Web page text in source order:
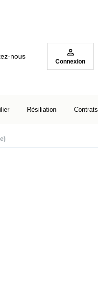
nous 
Connexion
Résiliation Contrats